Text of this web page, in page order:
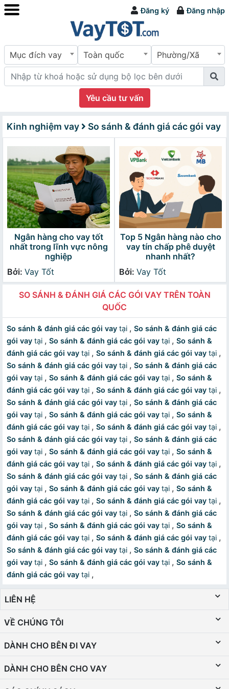
Đăng ký Đăng nhập
Mục đích vay Toàn quốc Phường/Xã
Yêu cầu tư vấn
Kinh nghiệm vay So sánh & đánh giá các gói vay
Ngân hàng cho vay tốt
nhất trong lĩnh vực nông
nghiệp
Bởi: Vay Tốt
Top 5 Ngân hàng nào cho
vay tín chấp phê duyệt
nhanh nhất?
Bởi: Vay Tốt
SO SÁNH & ĐÁNH GIÁ CÁC GÓI VAY TRÊN TOÀN
QUỐC
So sánh & đánh giá các gói vay tại , So sánh & đánh giá các
gói vay tại , So sánh & đánh giá các gói vay tại , So sánh &
đánh giá các gói vay tại , So sánh & đánh giá các gói vay tại ,
So sánh & đánh giá các gói vay tại , So sánh & đánh giá các
gói vay tại , So sánh & đánh giá các gói vay tại , So sánh &
đánh giá các gói vay tại , So sánh & đánh giá các gói vay tại ,
So sánh & đánh giá các gói vay tại , So sánh & đánh giá các
gói vay tại , So sánh & đánh giá các gói vay tại , So sánh &
đánh giá các gói vay tại , So sánh & đánh giá các gói vay tại ,
So sánh & đánh giá các gói vay tại , So sánh & đánh giá các
gói vay tại , So sánh & đánh giá các gói vay tại , So sánh &
đánh giá các gói vay tại , So sánh & đánh giá các gói vay tại ,
So sánh & đánh giá các gói vay tại , So sánh & đánh giá các
gói vay tại , So sánh & đánh giá các gói vay tại , So sánh &
đánh giá các gói vay tại , So sánh & đánh giá các gói vay tại ,
So sánh & đánh giá các gói vay tại , So sánh & đánh giá các
gói vay tại , So sánh & đánh giá các gói vay tại , So sánh &
đánh giá các gói vay tại , So sánh & đánh giá các gói vay tại ,
So sánh & đánh giá các gói vay tại , So sánh & đánh giá các
gói vay tại , So sánh & đánh giá các gói vay tại , So sánh &
đánh giá các gói vay tại ,
LIÊN HỆ
VỀ CHÚNG TÔI
DÀNH CHO BÊN ĐI VAY
DÀNH CHO BÊN CHO VAY